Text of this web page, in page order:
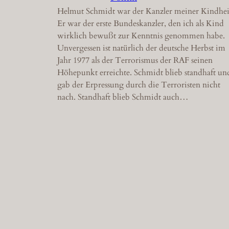
Helmut Schmidt war der Kanzler meiner
Er war der erste Bundeskanzler, den ich als Kind
wirklich bewußt zur Kenntnis genommen habe.
Unvergessen ist natürlich der deutsche Herbst im
Jahr 1977 als der Terrorismus der RAF seinen
Höhepunkt erreichte. Schmidt blieb standhaft
gab der Erpressung durch die Terroristen nicht
nach. Standhaft blieb Schmidt auch…